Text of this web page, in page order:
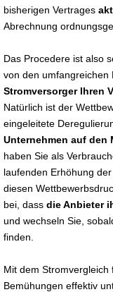
bisherigen Vertrages
Abrechnung
Das Procedere ist also
von den umfangreichen
Stromversorger Ihren
Natürlich ist der
eingeleitete
Unternehmen auf den
haben Sie als
laufenden Erhöhung
diesen
bei, dass die Anbieter
und wechseln Sie,
finden.
Mit dem
Bemühungen effektiv